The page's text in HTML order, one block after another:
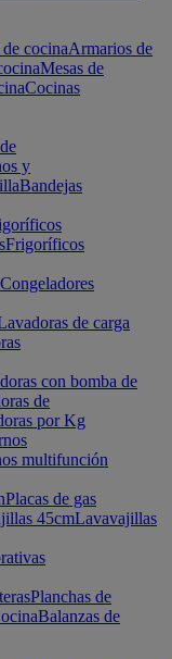
cocinaArmarios de
Mesas de
Cocinas
y
Bandejas
Frigoríficos
Congeladores
de carga
con bomba de
de
por Kg
multifunción
Placas de gas
45cmLavavajillas
Planchas de
Balanzas de